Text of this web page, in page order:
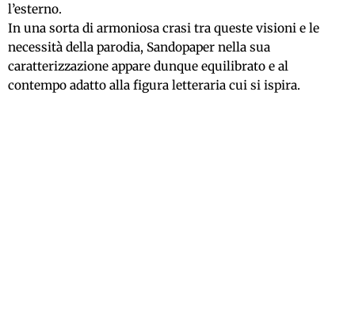
l’esterno.
In una sorta di armoniosa crasi tra queste visioni e le
necessità della parodia, Sandopaper nella sua
caratterizzazione appare dunque equilibrato e al
contempo adatto alla figura letteraria cui si ispira.